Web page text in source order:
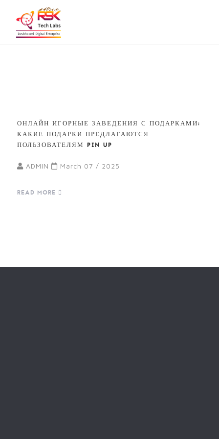
ОНЛАЙН ИГОРНЫЕ ЗАВЕДЕНИЯ С ПОДАРКАМИ:
КАКИЕ ПОДАРКИ ПРЕДЛАГАЮТСЯ
ПОЛЬЗОВАТЕЛЯМ PIN UP
ADMIN March 07 / 2025
READ MORE